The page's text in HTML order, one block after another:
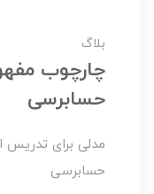
بلاگ
چارچوب
حسابرسی
مدلی برای
حسابرسی